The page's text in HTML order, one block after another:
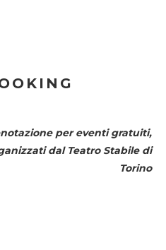
per eventi gratuiti,
dal Teatro Stabile di
Torino